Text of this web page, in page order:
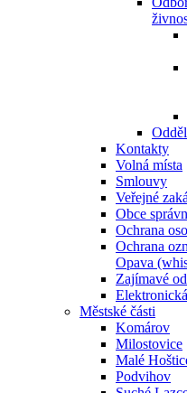
Kontakty
Volná místa
Smlouvy
Veřejné
Obce
Ochrana
Ochrana
Opava
Zajímavé
Městské části
Komárov
Milostovice
Malé
Podvihov